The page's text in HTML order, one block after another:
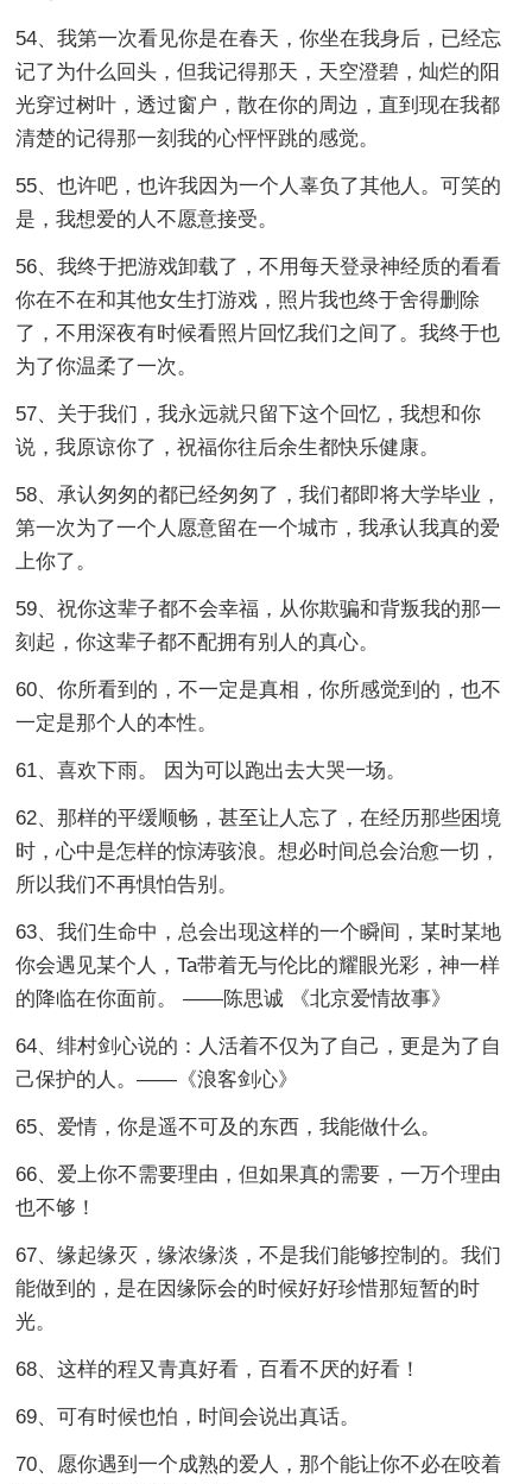
54、我第一次看见你是在春天，你坐在我身后，已经忘
记了为什么回头，但我记得那天，天空澄碧，灿烂的阳
光穿过树叶，透过窗户，散在你的周边，直到现在我都
清楚的记得那一刻我的心怦怦跳的感觉。
55、也许吧，也许我因为一个人辜负了其他人。可笑的
是，我想爱的人不愿意接受。
56、我终于把游戏卸载了，不用每天登录神经质的看看
你在不在和其他女生打游戏，照片我也终于舍得删除
了，不用深夜有时候看照片回忆我们之间了。我终于也
为了你温柔了一次。
57、关于我们，我永远就只留下这个回忆，我想和你
说，我原谅你了，祝福你往后余生都快乐健康。
58、承认匆匆的都已经匆匆了，我们都即将大学毕业，
第一次为了一个人愿意留在一个城市，我承认我真的爱
上你了。
59、祝你这辈子都不会幸福，从你欺骗和背叛我的那一
刻起，你这辈子都不配拥有别人的真心。
60、你所看到的，不一定是真相，你所感觉到的，也不
一定是那个人的本性。
61、喜欢下雨。 因为可以跑出去大哭一场。
62、那样的平缓顺畅，甚至让人忘了，在经历那些困境
时，心中是怎样的惊涛骇浪。想必时间总会治愈一切，
所以我们不再惧怕告别。
63、我们生命中，总会出现这样的一个瞬间，某时某地
你会遇见某个人，Ta带着无与伦比的耀眼光彩，神一样
的降临在你面前。 ——陈思诚 《北京爱情故事》
64、绯村剑心说的：人活着不仅为了自己，更是为了自
己保护的人。——《浪客剑心》
65、爱情，你是遥不可及的东西，我能做什么。
66、爱上你不需要理由，但如果真的需要，一万个理由
也不够！
67、缘起缘灭，缘浓缘淡，不是我们能够控制的。我们
能做到的，是在因缘际会的时候好好珍惜那短暂的时
光。
68、这样的程又青真好看，百看不厌的好看！
69、可有时候也怕，时间会说出真话。
70、愿你遇到一个成熟的爱人，那个能让你不必在咬着